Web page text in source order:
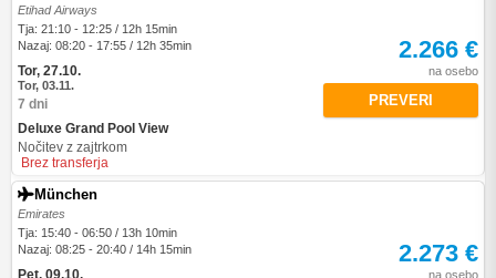
Etihad Airways
Tja: 21:10 - 12:25 / 12h 15min
Nazaj: 08:20 - 17:55 / 12h 35min
Tor, 27.10.
Tor, 03.11.
7 dni
Deluxe Grand Pool View
Nočitev z zajtrkom
Brez transferja
2.266 €
na osebo
PREVERI
München
Emirates
Tja: 15:40 - 06:50 / 13h 10min
Nazaj: 08:25 - 20:40 / 14h 15min
Pet, 09.10.
2.273 €
na osebo